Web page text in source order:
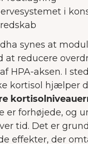
i
synes at
at reducere
HPA-aksen. I
kortisol hjælper
er forhøjede, og
tid. Det er
effekter, der
TIL
cookies
som